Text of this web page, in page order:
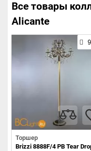
Все товары
Alicante
Торшер
Brizzi 8888F/4 PB Tear